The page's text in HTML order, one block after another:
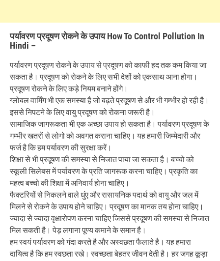
पर्यावरण प्रदूषण रोकने के उपाय How To Control Pollution In
Hindi –
पर्यावरण प्रदूषण रोकने के उपाय से प्रदूषण को काफी हद तक कम किया जा
सकता है। प्रदूषण को रोकने के लिए सभी देशों को एकसाथ आना होगा।
प्रदूषण रोकने के लिए कड़े नियम बनाने होंगे।
ग्लोबल वार्मिंग भी एक समस्या है जो बढ़ते प्रदूषण से और भी गम्भीर हो रही है।
इससे निपटने के लिए वायु प्रदूषण को रोकना जरूरी है।
सामाजिक जागरूकता भी एक अच्छा उपाय हो सकता है। पर्यावरण प्रदूषण के
गम्भीर खतरों से लोगो को अवगत कराना चाहिए। यह हमारी जिम्मेदारी और
फर्ज है कि हम पर्यावरण की सुरक्षा करें।
शिक्षा से भी प्रदूषण की समस्या से निजात पाया जा सकता है। बच्चो को
स्कूली सिलेबस में पर्यावरण के प्रति जागरूक करना चाहिए। प्रकृति का
महत्व बच्चो की शिक्षा में अनिवार्य होना चाहिए।
फैक्टरियों से निकलने वाले धुंए और रासायनिक पदार्थ को वायु और जल में
मिलने से रोकने के उपाय होने चाहिए। प्रदूषण का मानक तय होना चाहिए।
ज्यादा से ज्यादा वृक्षारोपण करना चाहिए जिससे प्रदूषण की समस्या से निजात
मिल सकती है। पेड़ लगाना पूण्य कमाने के समान है।
हम स्वयं पर्यावरण को गंदा करते है और अस्वछता फैलाते है। यह हमारा
दायित्व है कि हम स्वछता रखे। स्वच्छता बेहतर जीवन देती है। हर जगह कूड़ा